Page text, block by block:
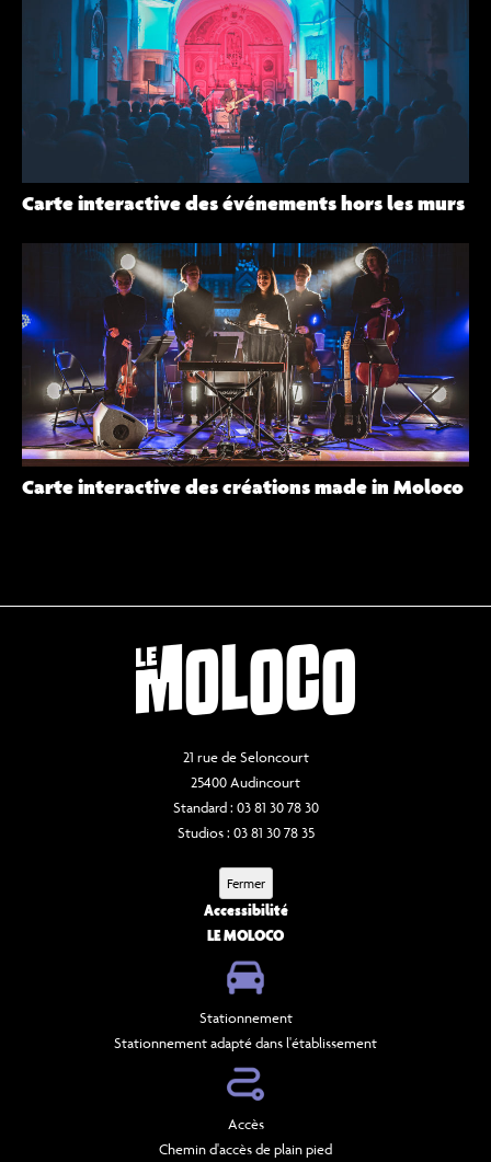
Carte interactive des événements hors les murs
Carte interactive des créations made in Moloco
21 rue de Seloncourt
25400 Audincourt
Standard : 03 81 30 78 30
Studios : 03 81 30 78 35
Fermer
Accessibilité
LE MOLOCO
Stationnement
Stationnement adapté dans l'établissement
Accès
Chemin d'accès de plain pied